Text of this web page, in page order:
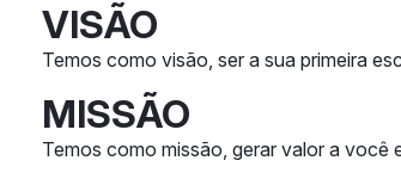
VISÃO
Temos como visão, ser a sua primeira
MISSÃO
Temos como missão, gerar valor a você